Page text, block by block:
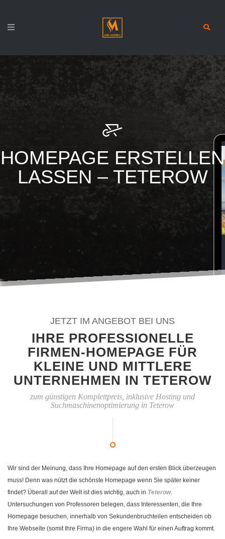
HOMEPAGE ERSTELLEN
LASSEN – TETEROW
JETZT IM ANGEBOT BEI UNS
IHRE PROFESSIONELLE
FIRMEN-HOMEPAGE FÜR
KLEINE UND MITTLERE
UNTERNEHMEN IN TETEROW
zum günstigen Komplettpreis, inklusive Hosting und
Suchmaschinenoptimierung in Teterow
Wir sind der Meinung, dass Ihre Homepage auf den ersten Blick überzeugen
muss! Denn was nützt die schönste Homepage wenn Sie später keiner
findet? Überall auf der Welt ist dies wichtig, auch in Teterow.
Untersuchungen von Professoren belegen, dass Interessenten, die Ihre
Homepage besuchen, innerhalb von Sekundenbruchteilen entscheiden ob
Ihre Webseite (somit Ihre Firma) in die engere Wahl für einen Auftrag kommt.